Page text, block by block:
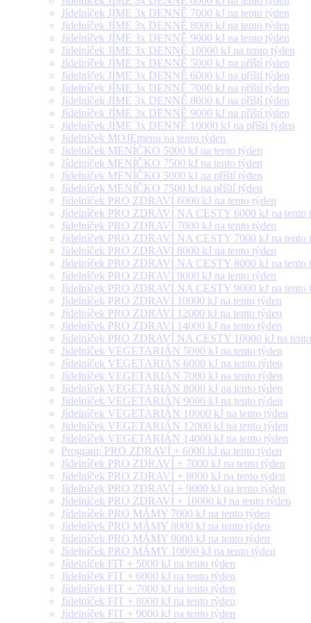
Jídelníček JÍME 3x DENNĚ 7000 kJ na tento týden
Jídelníček JÍME 3x DENNĚ 8000 kJ na tento týden
Jídelníček JÍME 3x DENNĚ 9000 kJ na tento týden
Jídelníček JÍME 3x DENNĚ 10000 kJ na tento týden
Jídelníček JÍME 3x DENNĚ 5000 kJ na příští týden
Jídelníček JÍME 3x DENNĚ 6000 kJ na příští týden
Jídelníček JÍME 3x DENNĚ 7000 kJ na příští týden
Jídelníček JÍME 3x DENNĚ 8000 kJ na příští týden
Jídelníček JÍME 3x DENNĚ 9000 kJ na příští týden
Jídelníček JÍME 3x DENNĚ 10000 kJ na příští týden
Jídelníček MOJEmenu na tento týden
Jídelníček MENÍČKO 5000 kJ na tento týden
Jídelníček MENÍČKO 7500 kJ na tento týden
Jídelníček MENÍČKO 5000 kJ na příští týden
Jídelníček MENÍČKO 7500 kJ na příští týden
Jídelníček PRO ZDRAVÍ 6000 kJ na tento týden
Jídelníček PRO ZDRAVÍ NA CESTY 6000 kJ na tento
Jídelníček PRO ZDRAVÍ 7000 kJ na tento týden
Jídelníček PRO ZDRAVÍ NA CESTY 7000 kJ na tento
Jídelníček PRO ZDRAVÍ 8000 kJ na tento týden
Jídelníček PRO ZDRAVÍ NA CESTY 8000 kJ na tento
Jídelníček PRO ZDRAVÍ 9000 kJ na tento týden
Jídelníček PRO ZDRAVÍ NA CESTY 9000 kJ na tento
Jídelníček PRO ZDRAVÍ 10000 kJ na tento týden
Jídelníček PRO ZDRAVÍ 12000 kJ na tento týden
Jídelníček PRO ZDRAVÍ 14000 kJ na tento týden
Jídelníček PRO ZDRAVÍ NA CESTY 10000 kJ na
Jídelníček VEGETARIÁN 5000 kJ na tento týden
Jídelníček VEGETARIÁN 6000 kJ na tento týden
Jídelníček VEGETARIÁN 7000 kJ na tento týden
Jídelníček VEGETARIÁN 8000 kJ na tento týden
Jídelníček VEGETARIÁN 9000 kJ na tento týden
Jídelníček VEGETARIÁN 10000 kJ na tento týden
Jídelníček VEGETARIÁN 12000 kJ na tento týden
Jídelníček VEGETARIÁN 14000 kJ na tento týden
Program: PRO ZDRAVÍ + 6000 kJ na tento týden
Jídelníček PRO ZDRAVÍ + 7000 kJ na tento týden
Jídelníček PRO ZDRAVÍ + 8000 kJ na tento týden
Jídelníček PRO ZDRAVÍ + 9000 kJ na tento týden
Jídelníček PRO ZDRAVÍ + 10000 kJ na tento týden
Jídelníček PRO MÁMY 7000 kJ na tento týden
Jídelníček PRO MÁMY 8000 kJ na tento týden
Jídelníček PRO MÁMY 9000 kJ na tento týden
Jídelníček PRO MÁMY 10000 kJ na tento týden
Jídelníček FIT + 5000 kJ na tento týden
Jídelníček FIT + 6000 kJ na tento týden
Jídelníček FIT + 7000 kJ na tento týden
Jídelníček FIT + 8000 kJ na tento týden
Jídelníček FIT + 9000 kJ na tento týden